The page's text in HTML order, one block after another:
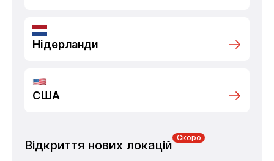
Нідерланди
США
Відкриття нових локацій
Скоро